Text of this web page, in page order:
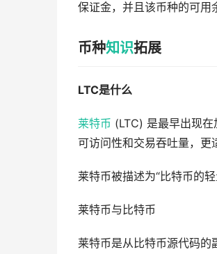
保证金，并且该币种的可用
币种知识拓展
LTC是什么
莱特币 (LTC) 是最早出现
可访问性和交易吞吐量，更
莱特币被描述为“比特币的
莱特币与比特币
莱特币是从比特币源代码的